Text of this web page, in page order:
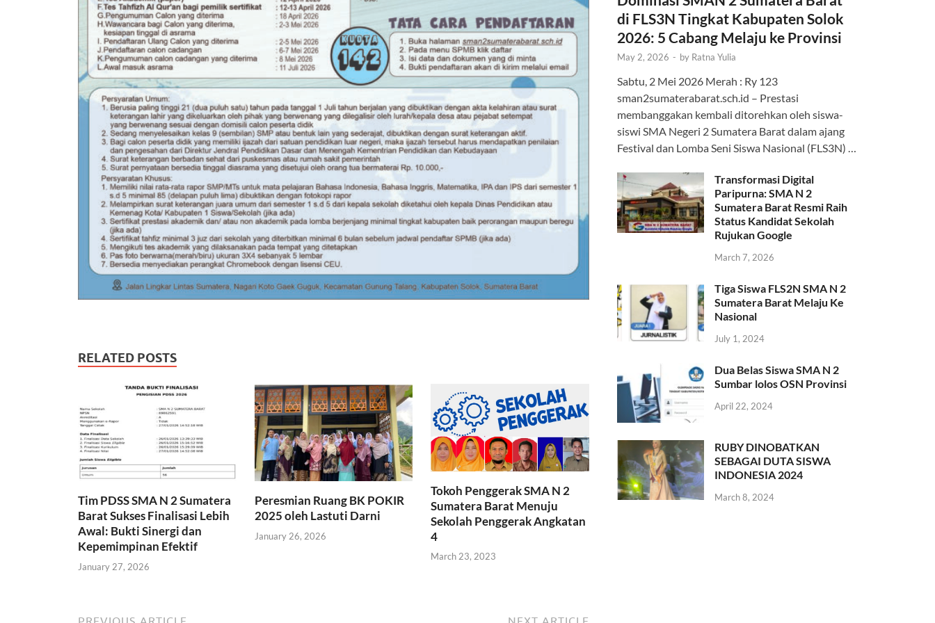
RELATED POSTS
Tim PDSS SMA N 2 Sumatera
Barat Sukses Finalisasi Lebih
Awal: Bukti Sinergi dan
Kepemimpinan Efektif
January 27, 2026
Peresmian Ruang BK POKIR
2025 oleh Lastuti Darni
January 26, 2026
Tokoh Penggerak SMA N 2
Sumatera Barat Menuju
Sekolah Penggerak Angkatan
4
March 23, 2023
di FLS3N Tingkat Kabupaten Solok
2026: 5 Cabang Melaju ke Provinsi
May 2, 2026 - by Ratna Yulia
Sabtu, 2 Mei 2026 Merah : Ry 123
sman2sumaterabarat.sch.id – Prestasi
membanggakan kembali ditorehkan oleh siswa-
siswi SMA Negeri 2 Sumatera Barat dalam ajang
Festival dan Lomba Seni Siswa Nasional (FLS3N) …
Transformasi Digital
Paripurna: SMA N 2
Sumatera Barat Resmi Raih
Status Kandidat Sekolah
Rujukan Google
March 7, 2026
Tiga Siswa FLS2N SMA N 2
Sumatera Barat Melaju Ke
Nasional
July 1, 2024
Dua Belas Siswa SMA N 2
Sumbar lolos OSN Provinsi
April 22, 2024
RUBY DINOBATKAN
SEBAGAI DUTA SISWA
INDONESIA 2024
March 8, 2024